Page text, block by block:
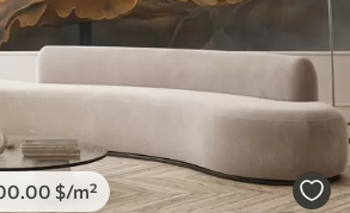
.00 $/m²